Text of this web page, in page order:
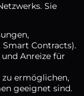
Sie
Contracts).
Anreize für
zu ermöglichen,
geeignet sind.